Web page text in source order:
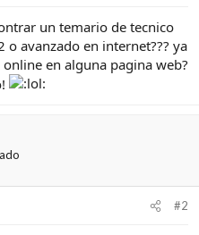
un temario de tecnico
o avanzado en internet??? ya
en alguna pagina web?
#2